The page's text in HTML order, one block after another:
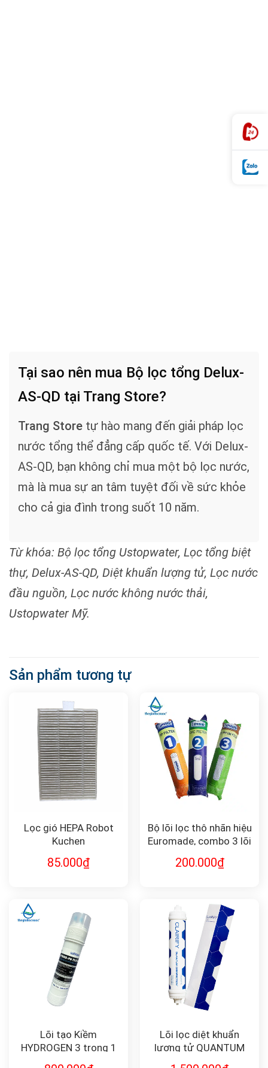
Tại sao nên mua Bộ lọc tổng Delux-
AS-QD tại Trang Store?
Trang Store tự hào mang đến giải pháp lọc
nước tổng thể đẳng cấp quốc tế. Với Delux-
AS-QD, bạn không chỉ mua một bộ lọc nước,
mà là mua sự an tâm tuyệt đối về sức khỏe
cho cả gia đình trong suốt 10 năm.
Từ khóa: Bộ lọc tổng Ustopwater, Lọc tổng biệt
thự, Delux-AS-QD, Diệt khuẩn lượng tử, Lọc nước
đầu nguồn, Lọc nước không nước thải,
Ustopwater Mỹ.
Sản phẩm tương tự
Lọc gió HEPA Robot
Kuchen
85.000₫
Bộ lõi lọc thô nhãn hiệu
Euromade, combo 3 lõi
200.000₫
Lõi tạo Kiềm
HYDROGEN 3 trong 1
Lõi lọc diệt khuẩn
lượng tử QUANTUM